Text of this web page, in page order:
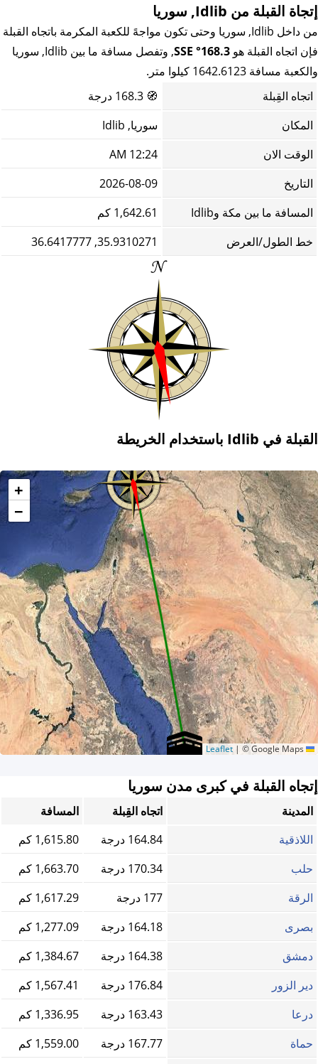
إتجاة القبلة من Idlib, سوريا
من داخل Idlib, سوريا وحتى تكون مواجهً للكعبة المكرمة باتجاه القبلة
فإن اتجاه القبلة هو 168.3° SSE
, وتفصل مسافة ما بين Idlib, سوريا
والكعبة مسافة 1642.6123 كيلوا متر.
اتجاه القِبلة
🧭
المكان
سوريا, Idlib
الوقت الان
12:24 AM
التاريخ
2026-08-09
المسافة ما بين مكة وIdlib
1,642.61 كم
خط الطول/العرض
35.9310271, 36.6417777
القبلة في Idlib باستخدام الخريطة
+
−
| © Google Maps
إتجاه القبلة في كبرى مدن سوريا
المدينة اتجاه القِبلة
المسافة
اللاذقية
164.84 درجة
1,615.80 كم
حلب
170.34 درجة
1,663.70 كم
الرقة
177 درجة
1,617.29 كم
بصرى
164.18 درجة
1,277.09 كم
دمشق
164.38 درجة
1,384.67 كم
دير الزور
176.84 درجة
1,567.41 كم
درعا
163.43 درجة
1,336.95 كم
حماة
167.77 درجة 1,559.00 كم